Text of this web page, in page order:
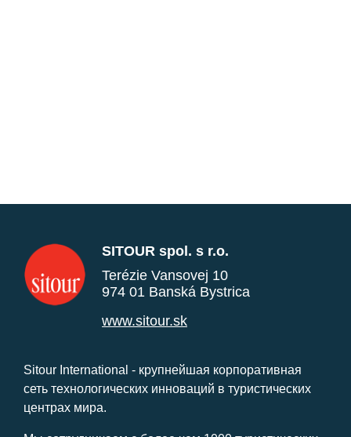
SITOUR spol. s r.o.
Terézie Vansovej 10
974 01 Banská Bystrica
www.sitour.sk
Sitour International - крупнейшая корпоративная
сеть технологических инноваций в туристических
центрах мира.